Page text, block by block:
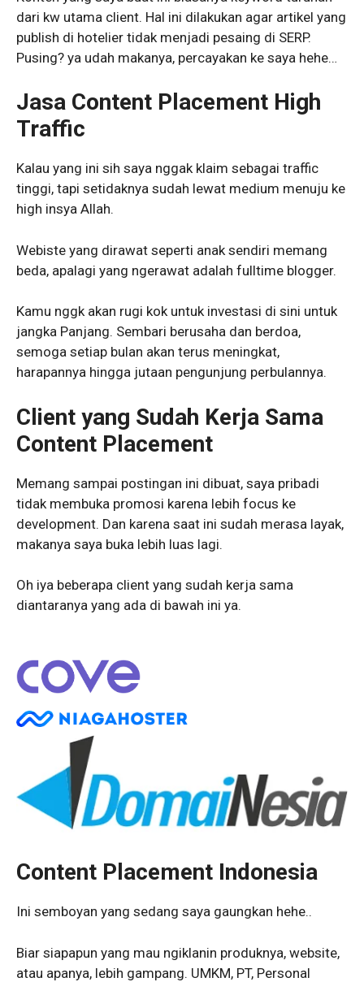
dari kw utama client. Hal ini dilakukan agar artikel yang
publish di hotelier tidak menjadi pesaing di SERP.
Pusing? ya udah makanya, percayakan ke saya hehe…
Jasa Content Placement High
Traffic
Kalau yang ini sih saya nggak klaim sebagai traffic
tinggi, tapi setidaknya sudah lewat medium menuju ke
high insya Allah.
Webiste yang dirawat seperti anak sendiri memang
beda, apalagi yang ngerawat adalah fulltime blogger.
Kamu nggk akan rugi kok untuk investasi di sini untuk
jangka Panjang. Sembari berusaha dan berdoa,
semoga setiap bulan akan terus meningkat,
harapannya hingga jutaan pengunjung perbulannya.
Client yang Sudah Kerja Sama
Content Placement
Memang sampai postingan ini dibuat, saya pribadi
tidak membuka promosi karena lebih focus ke
development. Dan karena saat ini sudah merasa layak,
makanya saya buka lebih luas lagi.
Oh iya beberapa client yang sudah kerja sama
diantaranya yang ada di bawah ini ya.
Content Placement Indonesia
Ini semboyan yang sedang saya gaungkan hehe..
Biar siapapun yang mau ngiklanin produknya, website,
atau apanya, lebih gampang. UMKM, PT, Personal